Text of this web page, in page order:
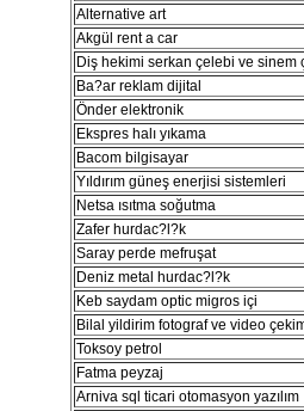
Alternative art
Akgül rent a car
Diş hekimi serkan çelebi ve sinem
Ba?ar reklam dijital
Önder elektronik
Ekspres halı yıkama
Bacom bilgisayar
Yıldırım güneş enerjisi sistemleri
Netsa ısıtma soğutma
Zafer hurdac?l?k
Saray perde mefruşat
Deniz metal hurdac?l?k
Keb saydam optic migros içi
Bilal yildirim fotograf ve video
Toksoy petrol
Fatma peyzaj
Arniva sql ticari otomasyon yazılım